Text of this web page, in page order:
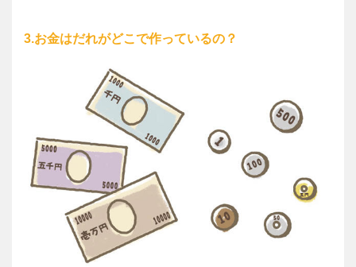
3.お金はだれがどこで作っているの？